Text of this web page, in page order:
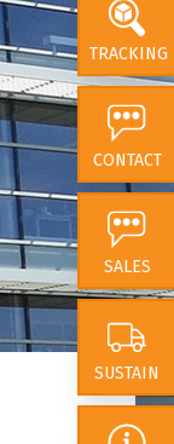
TRACKING
CONTACT
SALES
SUSTAIN